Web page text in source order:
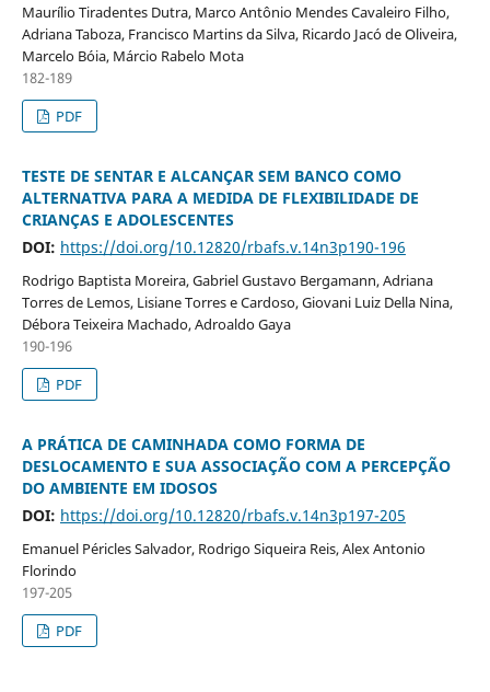
Maurílio Tiradentes Dutra, Marco Antônio Mendes Cavaleiro Filho,
Adriana Taboza, Francisco Martins da Silva, Ricardo Jacó de Oliveira,
Marcelo Bóia, Márcio Rabelo Mota
182-189
PDF
TESTE DE SENTAR E ALCANÇAR SEM BANCO COMO
ALTERNATIVA PARA A MEDIDA DE FLEXIBILIDADE DE
CRIANÇAS E ADOLESCENTES
DOI: https://doi.org/10.12820/rbafs.v.14n3p190-196
Rodrigo Baptista Moreira, Gabriel Gustavo Bergamann, Adriana
Torres de Lemos, Lisiane Torres e Cardoso, Giovani Luiz Della Nina,
Débora Teixeira Machado, Adroaldo Gaya
190-196
PDF
A PRÁTICA DE CAMINHADA COMO FORMA DE
DESLOCAMENTO E SUA ASSOCIAÇÃO COM A PERCEPÇÃO
DO AMBIENTE EM IDOSOS
DOI: https://doi.org/10.12820/rbafs.v.14n3p197-205
Emanuel Péricles Salvador, Rodrigo Siqueira Reis, Alex Antonio
Florindo
197-205
PDF